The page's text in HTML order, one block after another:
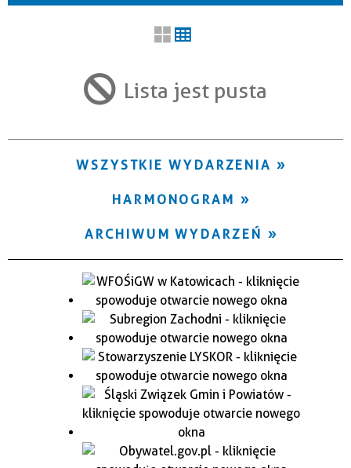
Trwające w zakresie Lista jest pusta
WSZYSTKIE WYDARZENIA
HARMONOGRAM
ARCHIWUM WYDARZEŃ